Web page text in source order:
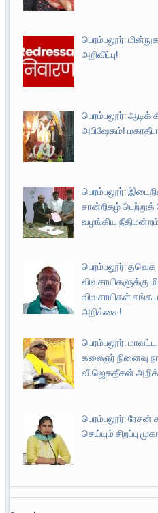
பெரம்பலூர்:
அறிவிப்பு!
பெரம்பலூர்: ஆடிக்
அபிஷேகம்!
பெரம்பலூர்:
சான்றிதழ்
வழங்கிய
பெரம்பலூர்: தவெக
விவசாயிகளுக்கு
விவசாயிகள்
அறிக்கை!
பெரம்பலூர்: மாவட்ட
கலைஞர் நினைவு
வீ.ஜெகதீசன்
பெரம்பலூர்: ரேசன்
செய்யும் சிறப்பு